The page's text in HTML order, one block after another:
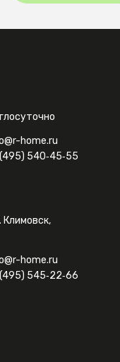
home.ru
540‑45‑55
Климовск,
home.ru
545‑22‑66